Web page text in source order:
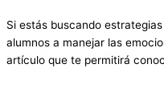
Si estás buscando
alumnos a manejar las
artículo que te permitirá